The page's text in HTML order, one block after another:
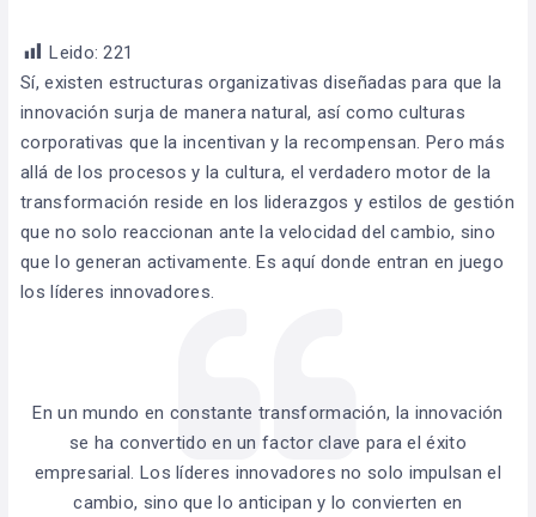
Leido: 221
Sí, existen estructuras organizativas diseñadas para que la
innovación surja de manera natural, así como culturas
corporativas que la incentivan y la recompensan. Pero más
allá de los procesos y la cultura, el verdadero motor de la
transformación reside en los liderazgos y estilos de gestión
que no solo reaccionan ante la velocidad del cambio, sino
que lo generan activamente. Es aquí donde entran en juego
los líderes innovadores.
En un mundo en constante transformación, la innovación
se ha convertido en un factor clave para el éxito
empresarial. Los líderes innovadores no solo impulsan el
cambio, sino que lo anticipan y lo convierten en